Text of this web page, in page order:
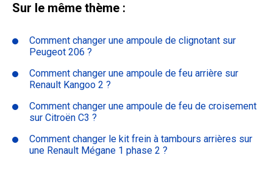
Sur le même thème :
Comment changer une ampoule de clignotant sur
Peugeot 206 ?
Comment changer une ampoule de feu arrière sur
Renault Kangoo 2 ?
Comment changer une ampoule de feu de croisement
sur Citroën C3 ?
Comment changer le kit frein à tambours arrières sur
une Renault Mégane 1 phase 2 ?